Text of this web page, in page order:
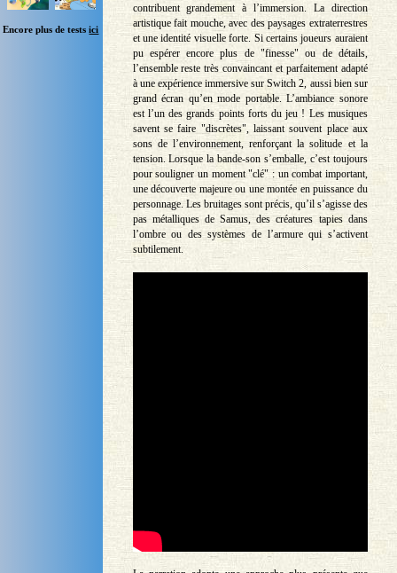
Encore plus de testsici
contribuent grandement à l’immersion. La direction
artistique fait mouche, avec des paysages extraterrestres
et une identité visuelle forte. Si certains joueurs auraient
pu espérer encore plus de "finesse" ou de détails,
l’ensemble reste très convaincant et parfaitement adapté
à une expérience immersive sur Switch 2, aussi bien sur
grand écran qu’en mode portable. L’ambiance sonore
est l’un des grands points forts du jeu ! Les musiques
savent se faire "discrètes", laissant souvent place aux
sons de l’environnement, renforçant la solitude et la
tension. Lorsque la bande-son s’emballe, c’est toujours
pour souligner un moment "clé" : un combat important,
une découverte majeure ou une montée en puissance du
personnage. Les bruitages sont précis, qu’il s’agisse des
pas métalliques de Samus, des créatures tapies dans
l’ombre ou des systèmes de l’armure qui s’activent
subtilement.